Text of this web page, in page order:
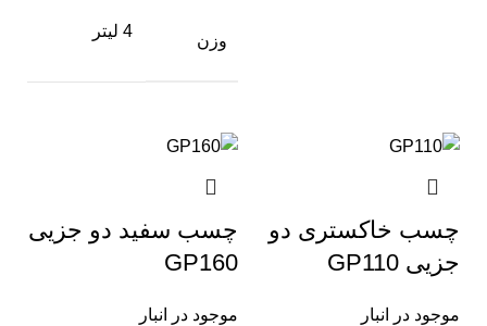
وزن
4 لیتر
چسب خاکستری دو
جزیی GP110
موجود در انبار
چسب سفید دو جزیی
GP160
موجود در انبار